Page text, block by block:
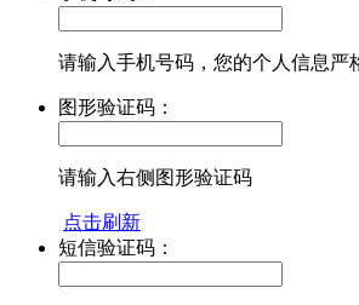
请输入手机号码，您的个人信息严
图形验证码：
请输入右侧图形验证码
点击刷新
短信验证码：